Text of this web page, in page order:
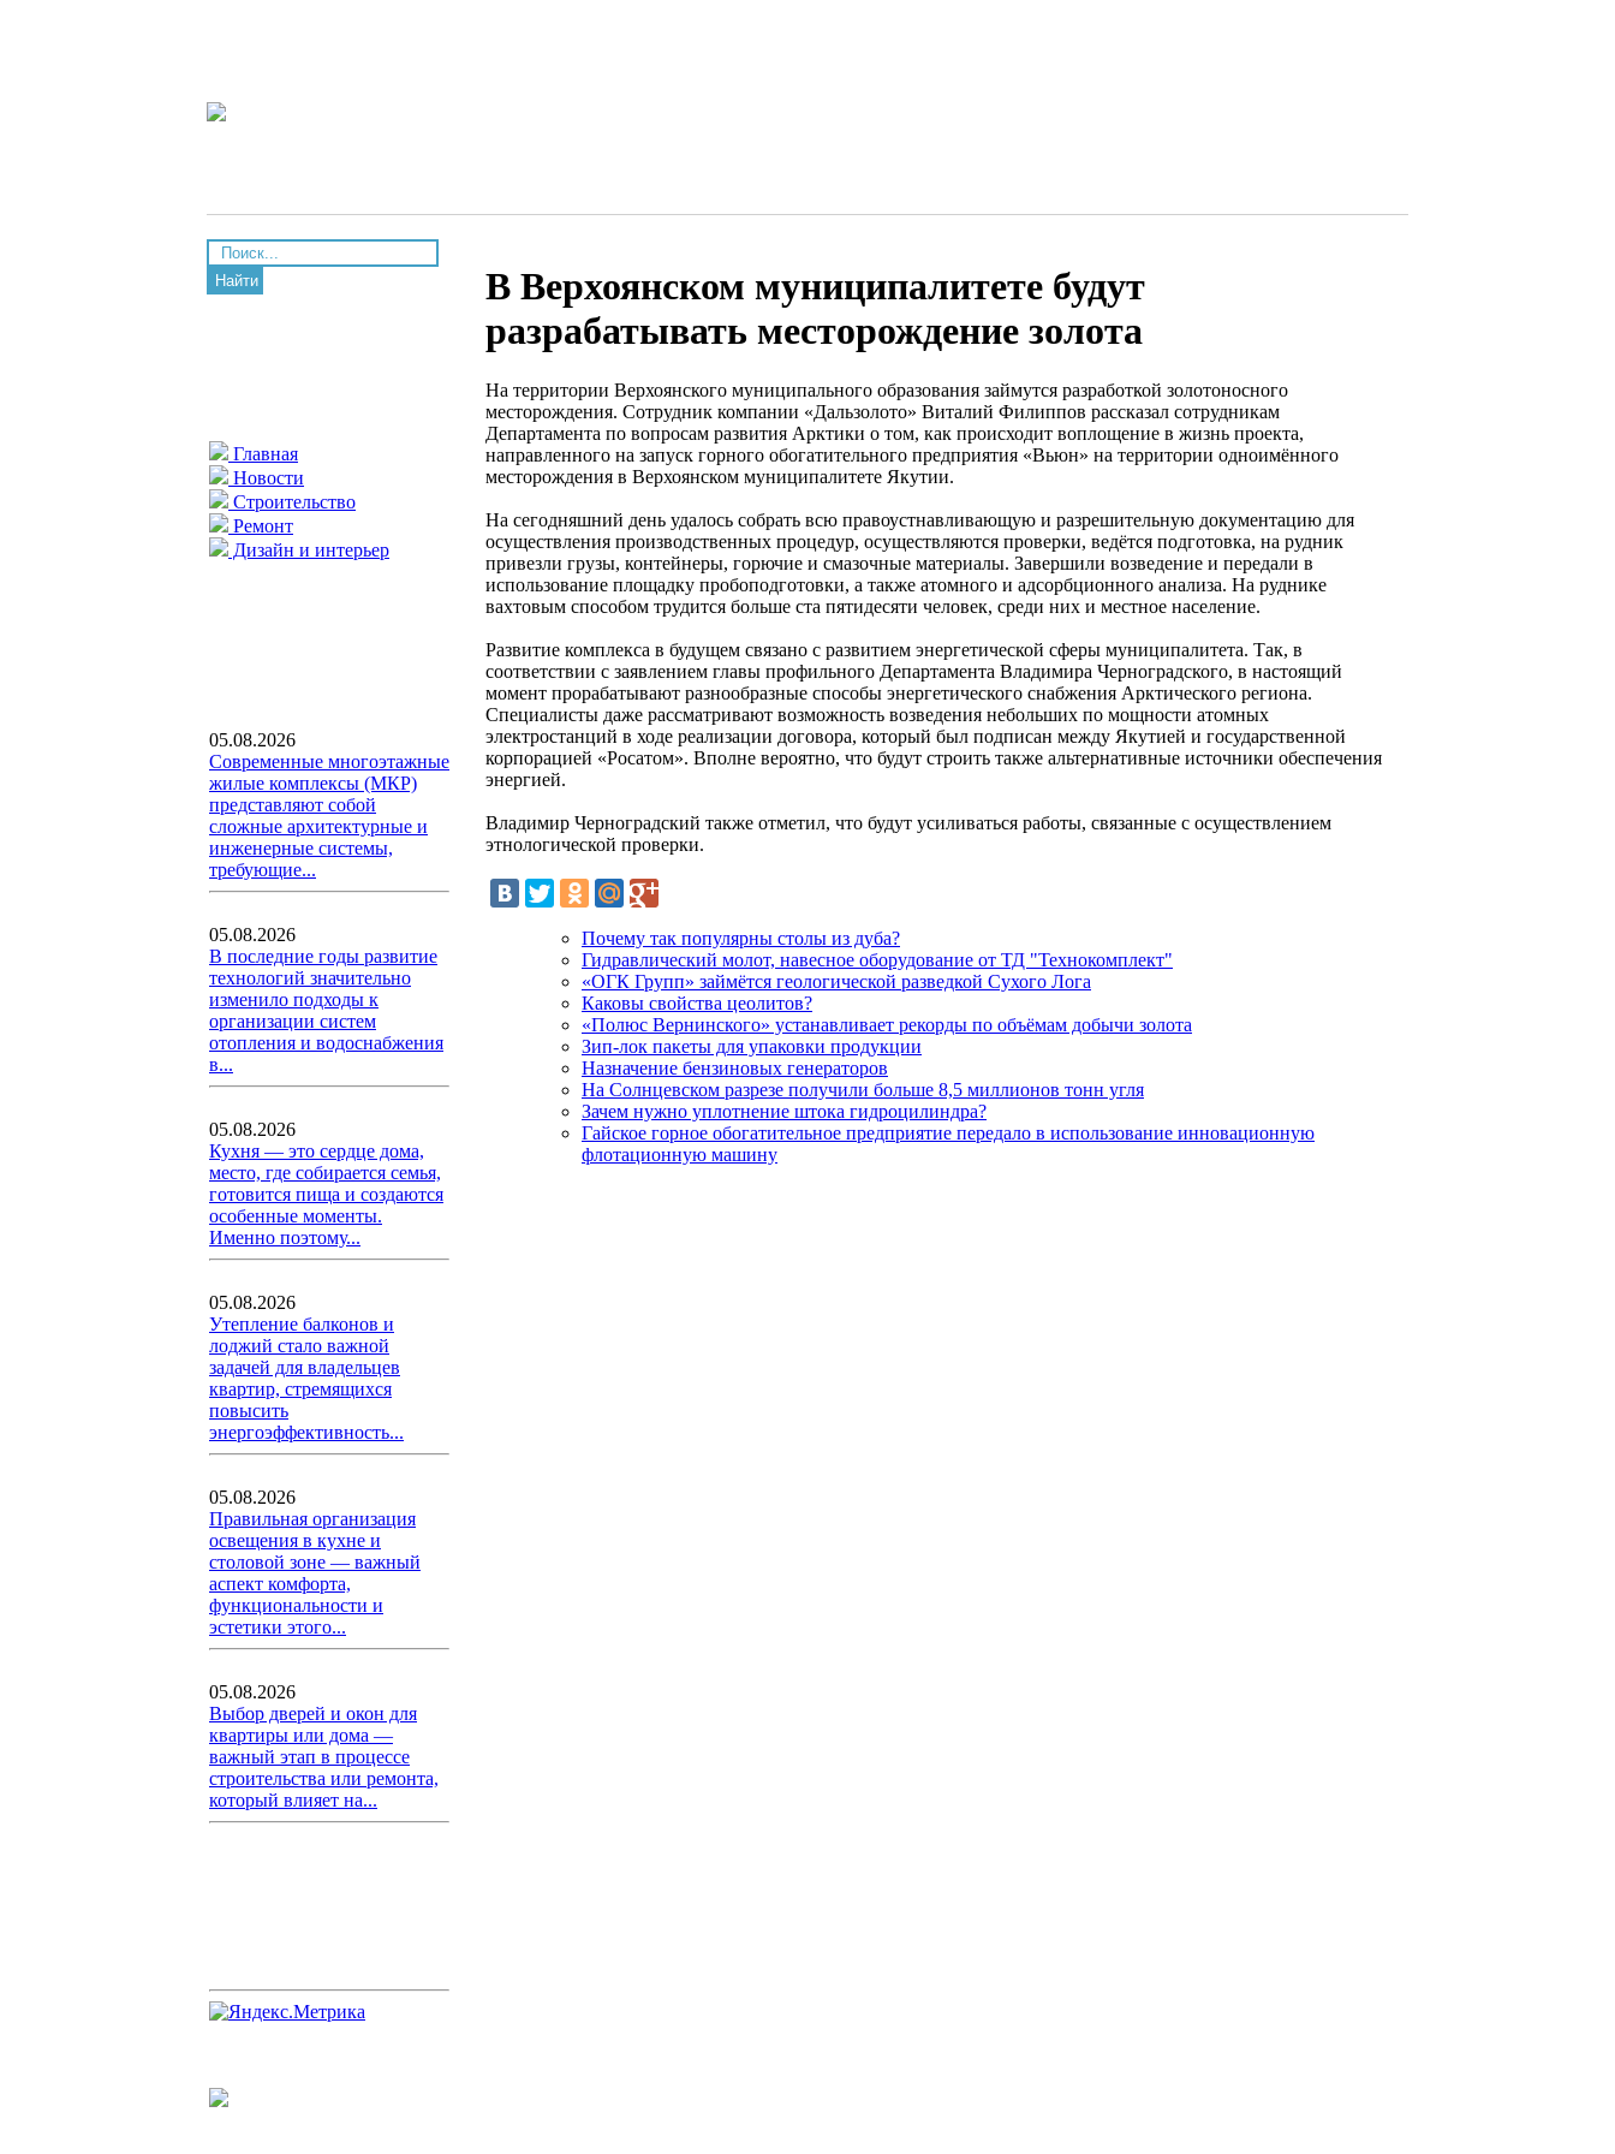
Найти
Главная
Новости
Строительство
Ремонт
Дизайн и интерьер
05.08.2026
Современные многоэтажные
жилые комплексы (МКР)
представляют собой
сложные архитектурные и
инженерные системы,
требующие...
05.08.2026
В последние годы развитие
технологий значительно
изменило подходы к
организации систем
отопления и водоснабжения
в...
05.08.2026
Кухня — это сердце дома,
место, где собирается семья,
готовится пища и создаются
особенные моменты.
Именно поэтому...
05.08.2026
Утепление балконов и
лоджий стало важной
задачей для владельцев
квартир, стремящихся
повысить
энергоэффективность...
05.08.2026
Правильная организация
освещения в кухне и
столовой зоне — важный
аспект комфорта,
функциональности и
эстетики этого...
05.08.2026
Выбор дверей и окон для
квартиры или дома —
важный этап в процессе
строительства или ремонта,
который влияет на...
В Верхоянском муниципалитете будут
разрабатывать месторождение золота
На территории Верхоянского муниципального образования займутся разработкой золотоносного
месторождения. Сотрудник компании «Дальзолото» Виталий Филиппов рассказал сотрудникам
Департамента по вопросам развития Арктики о том, как происходит воплощение в жизнь проекта,
направленного на запуск горного обогатительного предприятия «Вьюн» на территории одноимённого
месторождения в Верхоянском муниципалитете Якутии.
На сегодняшний день удалось собрать всю правоустнавливающую и разрешительную документацию для
осуществления производственных процедур, осуществляются проверки, ведётся подготовка, на рудник
привезли грузы, контейнеры, горючие и смазочные материалы. Завершили возведение и передали в
использование площадку пробоподготовки, а также атомного и адсорбционного анализа. На руднике
вахтовым способом трудится больше ста пятидесяти человек, среди них и местное население.
Развитие комплекса в будущем связано с развитием энергетической сферы муниципалитета. Так, в
соответствии с заявлением главы профильного Департамента Владимира Черноградского, в настоящий
момент прорабатывают разнообразные способы энергетического снабжения Арктического региона.
Специалисты даже рассматривают возможность возведения небольших по мощности атомных
электростанций в ходе реализации договора, который был подписан между Якутией и государственной
корпорацией «Росатом». Вполне вероятно, что будут строить также альтернативные источники обеспечения
энергией.
Владимир Черноградский также отметил, что будут усиливаться работы, связанные с осуществлением
этнологической проверки.
Почему так популярны столы из дуба?
Гидравлический молот, навесное оборудование от ТД "Технокомплект"
«ОГК Групп» займётся геологической разведкой Сухого Лога
Каковы свойства цеолитов?
«Полюс Вернинского» устанавливает рекорды по объёмам добычи золота
Зип-лок пакеты для упаковки продукции
Назначение бензиновых генераторов
На Солнцевском разрезе получили больше 8,5 миллионов тонн угля
Зачем нужно уплотнение штока гидроцилиндра?
Гайское горное обогатительное предприятие передало в использование инновационную
флотационную машину